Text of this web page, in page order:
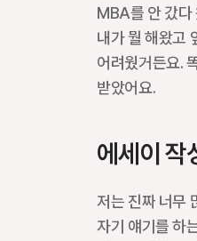
MBA를 안 갔다
내가 뭘 해왔고
어려웠거든요.
받았어요.
에세이 작
저는 진짜 너무
자기 얘기를 하